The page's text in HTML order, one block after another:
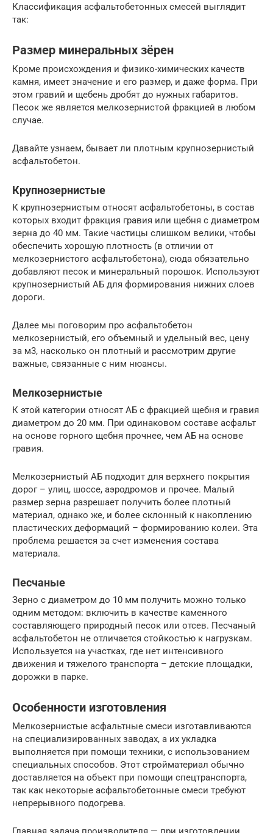
Классификация асфальтобетонных смесей выглядит
так:
Размер минеральных зёрен
Кроме происхождения и физико-химических качеств
камня, имеет значение и его размер, и даже форма. При
этом гравий и щебень дробят до нужных габаритов.
Песок же является мелкозернистой фракцией в любом
случае.
Давайте узнаем, бывает ли плотным крупнозернистый
асфальтобетон.
Крупнозернистые
К крупнозернистым относят асфальтобетоны, в состав
которых входит фракция гравия или щебня с диаметром
зерна до 40 мм. Такие частицы слишком велики, чтобы
обеспечить хорошую плотность (в отличии от
мелкозернистого асфальтобетона), сюда обязательно
добавляют песок и минеральный порошок. Используют
крупнозернистый АБ для формирования нижних слоев
дороги.
Далее мы поговорим про асфальтобетон
мелкозернистый, его объемный и удельный вес, цену
за м3, насколько он плотный и рассмотрим другие
важные, связанные с ним нюансы.
Мелкозернистые
К этой категории относят АБ с фракцией щебня и гравия
диаметром до 20 мм. При одинаковом составе асфальт
на основе горного щебня прочнее, чем АБ на основе
гравия.
Мелкозернистый АБ подходит для верхнего покрытия
дорог – улиц, шоссе, аэродромов и прочее. Малый
размер зерна разрешает получить более плотный
материал, однако же, и более склонный к накоплению
пластических деформаций – формированию колеи. Эта
проблема решается за счет изменения состава
материала.
Песчаные
Зерно с диаметром до 10 мм получить можно только
одним методом: включить в качестве каменного
составляющего природный песок или отсев. Песчаный
асфальтобетон не отличается стойкостью к нагрузкам.
Используется на участках, где нет интенсивного
движения и тяжелого транспорта – детские площадки,
дорожки в парке.
Особенности изготовления
Мелкозернистые асфальтные смеси изготавливаются
на специализированных заводах, а их укладка
выполняется при помощи техники, с использованием
специальных способов. Этот стройматериал обычно
доставляется на объект при помощи спецтранспорта,
так как некоторые асфальтобетонные смеси требуют
непрерывного подогрева.